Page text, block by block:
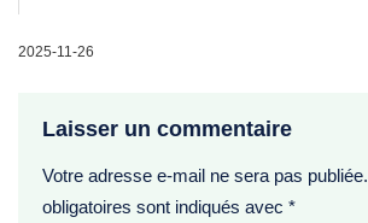
2025-11-26
Laisser un commentaire
Votre adresse e-mail ne sera pas publiée.
obligatoires sont indiqués avec *